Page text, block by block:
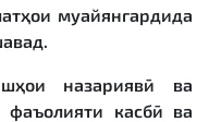
муайянгардида
назариявӣ ва
фаъолияти касбӣ ва